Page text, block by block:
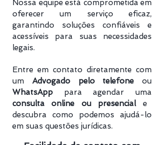
Nossa equipe está comprometida em
oferecer um serviço eficaz,
garantindo soluções confiáveis e
acessíveis para suas necessidades
legais.
Entre em contato diretamente com
um Advogado pelo telefone ou
WhatsApp para agendar uma
consulta online ou presenciale
descubra como podemos ajudá-lo
em suas questões jurídicas.